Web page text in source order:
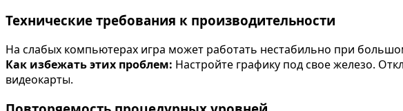
Технические требования к производительности
На слабых компьютерах игра может работать нестабильно при
Как избежать этих проблем: Настройте графику под свое железо.
видеокарты.